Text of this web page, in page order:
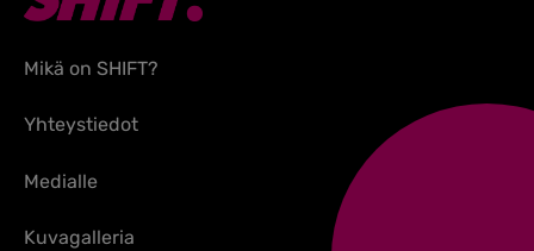
Mikä on SHIFT?
Yhteystiedot
Medialle
Kuvagalleria